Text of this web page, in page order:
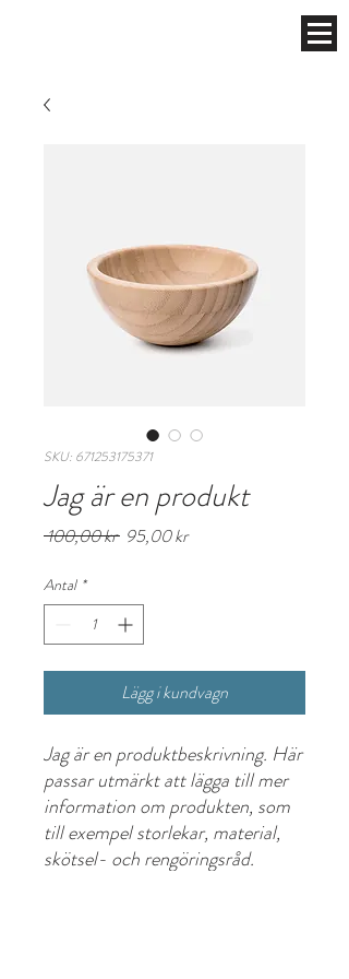
SKU: 671253175371
Jag är en produkt
100,00 kr Ordinarie
95,00 krReapris
Antal *
Lägg i kundvagn
Jag är en produktbeskrivning. Här
passar utmärkt att lägga till mer
information om produkten, som
till exempel storlekar, material,
skötsel- och rengöringsråd.